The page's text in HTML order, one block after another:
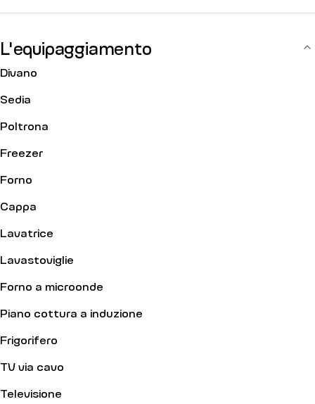
L'equipaggiamento
Divano
Sedia
Poltrona
Freezer
Forno
Cappa
Lavatrice
Lavastoviglie
Forno a microonde
Piano cottura a induzione
Frigorifero
TV via cavo
Televisione